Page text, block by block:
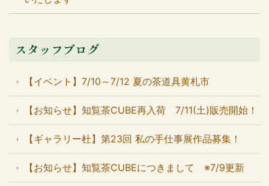
スタッフブログ
【イベント】7/10～7/12 夏の茶道具黄札市
【お知らせ】知覧茶CUBE再入荷 7/11(土)販売開始！
【ギャラリー杜】第23回 私の手仕事展作品募集！
【お知らせ】知覧茶CUBEにつきまして ※7/9更新